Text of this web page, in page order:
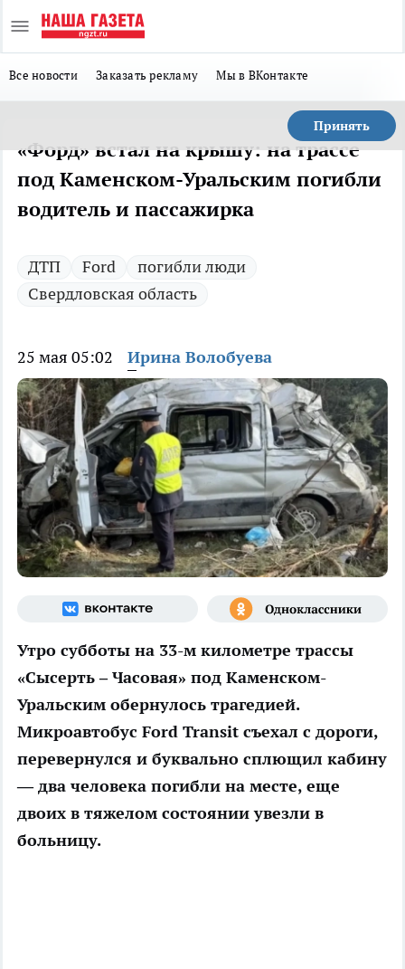
Все новости Заказать рекламу Мы в ВКонтакте
Принять
«Форд» встал на крышу: на трассе
под Каменском-Уральским погибли
водитель и пассажирка
ДТП Ford
погибли люди
Свердловская область
25 мая 05:02 Ирина Волобуева
Утро субботы на 33-м километре трассы
«Сысерть – Часовая» под Каменском-
Уральским обернулось трагедией.
Микроавтобус Ford Transit съехал с дороги,
перевернулся и буквально сплющил кабину
— два человека погибли на месте, еще
двоих в тяжелом состоянии увезли в
больницу.